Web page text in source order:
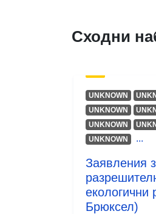
Сходни
UNKNOWN
UNKNOWN
UNKNOWN
UNKNOWN
...
Заявления
екологични
Брюксел)